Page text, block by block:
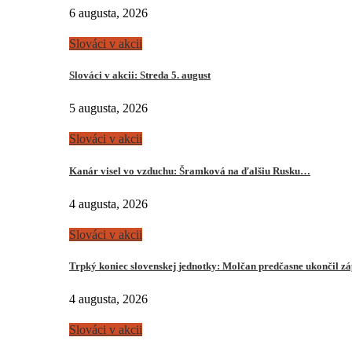
6 augusta, 2026
Slováci v akcii
Slováci v akcii: Streda 5. august
5 augusta, 2026
Slováci v akcii
Kanár visel vo vzduchu: Šramková na ďalšiu Rusku…
4 augusta, 2026
Slováci v akcii
Trpký koniec slovenskej jednotky: Molčan predčasne ukončil
4 augusta, 2026
Slováci v akcii